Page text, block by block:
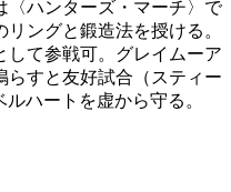
〈ハンターズ・マーチ〉で
ングと鍛造法を授ける。
して参戦可。グレイムーア
すと友好試合（スティー
ハートを虚から守る。